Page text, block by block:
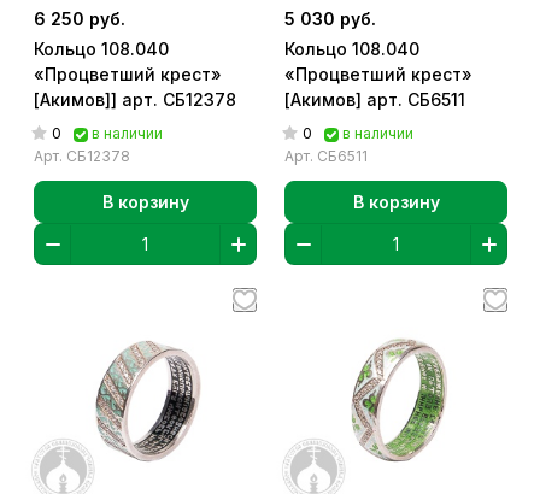
6 250 руб.
Кольцо 108.040
«Процветший крест»
[Акимов]] арт. СБ12378
0
в наличии
Арт. СБ12378
В корзину
5 030 руб.
Кольцо 108.040
«Процветший крест»
[Акимов] арт. СБ6511
0
в наличии
Арт. СБ6511
В корзину